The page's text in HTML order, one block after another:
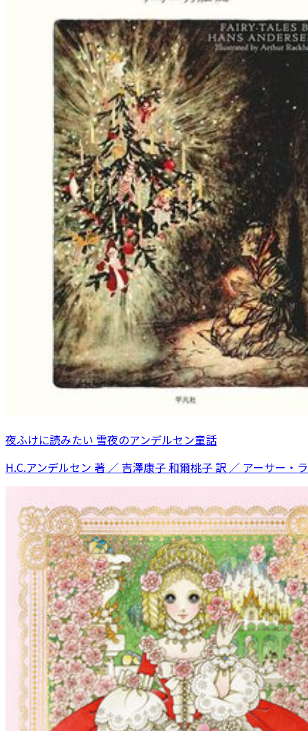
夜ふけに読みたい 雪夜のアンデルセン童話
H.C.アンデルセン 著 ／ 吉澤康子 和爾桃子 訳 ／ アーサー・